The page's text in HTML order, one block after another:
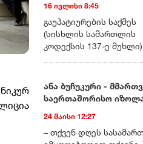
გამაუპატიურეს"
16 ივლისი 8:45
გაუპატიურების საქმეს (სისხლის სამართლის კოდექსის 137-ე მუხლი) იძიებს შინაგან საქმეთა სამინისტროს სამეგრელო-ზემო სვანეთის პოლიციის დეპარტამენტი.ორი, ერთმანეთისგან დამოუკიდებელი წყარო გვეუბნება, რომ პოლიციამ უკვე დაკითხა ის ადამიანები, რომლებმაც, შესაძლოა, ამ ისტორიის შესახებ რამე იცოდნენ.რადიო თავისუფლების ინფორმაციითვე, გამოძიება დაახლოებით ერთი თვის წინ, სოციალურ ქსელში გავრცელებული ვიდეომიმართვების საფუძველზეა დაწყებული.სწორედ ერთი თვის წინ დაუკავშირდა გამომძიებელი 43 წლის ნატა ვიბლიანს, ქალს, რომელიც ამბობს, რომ 90-იან წლებში, რამდენიმე წლის განმავლობაში, მას სისტემატურად აუპატიურებდა თანასოფლელი, სრულწლოვანი კაცი. ამ კაცის გარდა, ნატა ვიბლიანი გაუპატიურებაში ბრალს კიდევ სამ თანასოფლელს სდებს.ვიდეომიმართვებით დაწყებული საქმენატა ვიბლიანის ვიდეომიმართვები სოციალურ ქსელში დაახლოებით სამი თვის წინ გამოჩნდა. ემიგრანტი ქალი ჰყვებოდა, რომ 1990-იან წლებში, სვანეთში, სოფელ სგურიშში, სადაც ის ოჯახთან ერთად ცხოვრობდა, სისტემატური სექსუალური ძალადობის მსხვერპლი იყო. ქალი ღიად ასახელებს იმ კაცების ვინაობას, რომლებმაც მისი თქმით, მასზე ბავშვობისას იძალადეს.ამ ჩანაწერებს არაერთგვაროვანი გამოხმაურება მოჰყვა - სოციალური ქსელების მომხმარებლების ნაწილი გამოძიების დაწყებას, ქალის უფლებების დაცვას, სამართლიანობის აღდგენას მოითხოვს. ისინი ნატა ვიბლიანის მხარდამჭერ, სოლიდარობის გამომხატველ ვიდეომიმართვებსაც ავრცელებენ.ნაწილს კი მიაჩნია, რომ ქალი ყოფილი თანასოფლელების რეპუტაციის შელახვას ცდილობს და ვიდეოების კომენტარებში მას შეურაცხმყოფელი სიტყვებით მიმართავს.„მაუპატიურებდა ბოსელში, სახლში, მინდორში“ - ნატა ვიბლიანის ნაამბობინატა ვიბლიანს რადიო თავისუფლება პირველად რამდენიმე დღის წინ, საზღვარგარეთ დაუკავშირდა. ის წლებია, ემიგრაციაში ცხოვრობს. ჰყავს შვილი და სამი თვის შვილიშვილი.გვეუბნება, რომ ამ 35 წლის განმავლობაში, არ ყოფილა დღე, როდესაც მის თავს გადამხდარ ამბავზე არ უფიქრია: „როცა ძალა მოვიკრიბე, როცა რაღაც ცოდნაც დავაგროვე, გავბედე და ვთქვი, იმ ხალხის დასასჯელად კი არა, სამართლიანობის აღსადგენად“, - ამბობს ნატა ვიბლიანი.ქალს უჭირს დააზუსტოს კონკრეტული წლები, როცა მისი თქმით, თანასოფლელი კაცი - ნათლიის ძმა, მასზე სექსუალურად ძალადობდა:„4 კლასის განათლება მაქვს. ნათლად მახსოვს ფაქტები, მაგრამ წლების დასახელება მიჭირს. მამაჩემის გარდაცვალებიდან ერთი წლის შემდეგ დაიწყო ეს ჯოჯოხეთი. მამას წლისთავის მერე, რამდენიმე დღეში. მამა 7 წლის ასაკში ჩამაკვდა ხელებში და ოთხი და-ძმა დავრჩით, დედაჩემის ამარა“.ნატა ვიბლიანი ამბობს, რომ კაცმა ის პირველად საქონლის სადგომში გააუპატიურა:„ძროხას ვწველიდი, იქ შემოვიდა. თავზე გადამისვა ხელი, ნუ გეშინიაო... ტკივილისგან გავითიშე, რამდენი ხანი ვეგდე იმ ბოსელში, იმ მდგომარეობაში, არ მახსოვს. გონზე რომ მოვედი, ეს ადამიანი იქ აღარ იყო. დამტოვა და გაიქცა“...ნატა ვიბლიანი ჰყვება, რომ იმ დღის შემდეგ, მასზე ძალადობა სისტემატური გახდა, მათ შორის, იარაღის მუქარით:„დაუმორჩილებელი ბავშვი ვიყავი, სანამ იარაღს არ აიღებდა და პირში არ ჩამჩრიდა პისტოლეტის ლულას, მანამდე ვერ მიმორჩილებდა და ასეთ მდგომარეობაში მაუპატიურებდა. ჩემს უმცროს ძმებს უშვერდა იარაღს და ამბობდა, რომ ხმას თუ ამოვიღებდი, იმათ დახოცავდა“.ქალი არამხოლოდ გაუპატიურებაზე არამედ ძალადობისა და დაშინების სხვა ეპიზოდებსაც ჰყვება:„ცხენზე გამომაბა და სადაც ზაფხულობით, საბალახოდ გადაგვყავდა საქონელი, იქამდე მათრია ცხენზე მიბმული, რომ ვინმესთვის არ მეთქვა სიმართლე“.ნატა ვიბლიანის მონათხრობით, ის 14 წლის იქნებოდა, როდესაც დაორსულდა და ბავშვი ნაადრევად გააჩინა:„ვიცი, რომ ცოცხალი დაიბადა, დავინახე და ხმაც გავიგე, ჩემი ინფორმაციით, ექიმი, რომელმაც მამშობიარა, ცოცხალი აღარაა. მახსოვს დიალოგი, ექიმმა როგორ იკითხა ბავშვზე, რა ვუყოთო და ის [კაცი, რომელიც ნატა ვიბლიანის თქმით, მასზე სექსუალურად ძალადობდა] პასუხობდა, მოკალითო. ბავშვს რა ბედი ეწია, არ ვიცი“.43 წლის ქალი ამბობს, რომ სოფელ სგურიშში, როგორც მისმა ოჯახის წევრებმა და ნათესავებმა, ისე სხვა თანასოფლელებმა იცოდნენ, რომ მასზე სექსუალურად ძალადობდნენ, თუმცა ამბობს, რომ თანასოფლელები, მათ შორის, საკუთარი გვარიც წარმომადგენლებიც მას ადანაშაულებდნენ: "[ვიბლიანებთან] ნათლობის სუფრაზე მივედი, გამოვიდნენ, თუკი რამე სალანძღავი სიტყვა იყო, ყველაფერი მეძახეს. ეზოში ბავშვები იყვნენ და ბავშვებმა ქვების სროლით გამომაცილეს".ნატა ვიბლიანის თქმით, 1990-იანი წლების შუაში, ზუგდიდის სამხარეო პოლიციას მიმართა მისმა ბაბუამ, დედის მამამ, თუმცა, საქმის გამოძიება მალევე შეწყდა:„ექსპერტიზაც ჩამიტარეს მაშინ. მაგრამ ამ ადამიანს ნაცნობები ჰყავდა პოლიციაში და ძალიან ბევრი რამ მიიჩქმალა. დაახლოებით ერთ კვირაში, ისევ ჩემმა ოჯახმა, საჩივარი უკან გამოიტანა და ასე დასრულდა ეს საქმე“."რადიო თავისუფლებამ" შინაგან საქმეთა სამინისტროსგან გამოითხოვა 1990-იან წლებში დაწყებული გამოძიების შესახებ ინფორმაცია. უწყებისგან პასუხი ჯერ არ მიგვიღია.გარდა იმ კაცისა, რომელიც ნატა ვიბლიანის თქმით, მასზე სისტემატურად ძალადობდა, ქალი ამბობს, რომ ის იმავე პერიოდში გააუპატიურა კიდევ სამმა კაცმა:„სამივენი ამ კაცის ნათესავები არიან. მათ სწორედ მისი ჩარევით გამაუპატიურეს, მისი სიბინძურის დასაფარად, რომ ხმა ვერ ამომეღო ვერასდროს, როგორც ქალს, რომ ვერასდროს მეთქვა, რომ მე ამდენმა კაცმა გამაუპატიურა“.ნატა ვიბლიანი ამბობს, რომ ის და მისი ოჯახი, მოგვარეების ნაწილის ზეწოლის გამო იძულებული გახდა სოფლიდან 1990-იანი წლების ბოლოს გადასახლებულიყო:„ნოდარიშარები შეგროვდნენ და გადაწყვიტეს, რომ ჩვენი იქ ცხოვრება აღარ შეიძლებოდა, მოგვცეს 22 ათასი ლარი [სოფელში არსებული სახლის სანაცვლო თანხა] და დედასთან და და-ძმებთან ერთად წავედით ზუგდიდში. სოფელში ძალიან კარგი სახლი დავტოვეთ და ზუგდიდში აღმოვჩნდით გაუსაძლის პირობებში. მაშინ ჯერ კიდევ არასრულწლოვანი ვიყავი, მქონდა თვითმკვლელობის მცდელობაც, მაგრამ გადავრჩი.როგორც კი გამოვკეთდი და ძალა მოვიკრიბე, წავედი სახლიდან ქუთაისში და იმის შემდეგ ჩემი ოჯახის წევრებს აღარ გავკარებივარ, აღარც დედმამიშვილებს, არც დედას და არავის. როცა მჭირდებოდა, მაშინ არავინ დამიდგა გვერდში, არც დედაჩემი.ჩემი შვილი ისე გახდა 7 წლის, რომ ნათესავებთან კავშირი არ მქონია. მართალია, შემდეგ აღვადგინე ურთიერთობა, მაგრამ ისე მექცეოდნენ, თითქოს მე ვიყავი დამნაშავე და ამიტომ აღარ მინდა არავისთან ურთიერთობა“.„პირველ რიგში, მოვითხოვთ გამოკითხვას“ - საქმეში ადვოკატი ჩაერთონატა ვიბლიანის ინტერესებს იურისტი მარიამ ბარსონიძე დაიცავს. 15 ივლისს მან უკვე მიმართა შინაგან საქმეთა სამინისტროს, საქმეს კი დაერთო მისი, როგორც ადვოკატის, ორდერი.მარიამ ბარსონიძე რადიო თავისუფლებასთან საუბრისას ამბობს, რომ პირველ რიგში, ის საგამოძიებო უწყებისგან მოითხოვს ნატა ვიბლიანის გამოკითხვას. ის უკვე ესაუბრა საქმის გამომძიებელს„დეტალურად უნდა მოხდეს იმ საზარელი ფაქტების აღწერა, რის შესახებაც ნატა ვიბლიანი ჰყვება. ამის შემდეგ მას აუცილებლად უნდა მიანიჭონ დაზარალებულის სტატუსი და მას, როგორც დაზარალებულს და მე, როგორც დაზარალებულის ადვოკატს, გვექნება სრული უფლება, რომ საქმის მასალებს გავეცნოთ სრულყოფილად“.ადვოკატი უკვე ესაუბრა გამომძიებელს:„ჯერჯერობით, არ მაქვს ინფორმაცია, როდის იგეგმება მისი გამოკითხვა, თუმცა, ეს ცოცხალი პროცესია და ხაზზე ვარ გამომძიებელთან“, - ამბობს მარიამ ბერსონიძე.რა შანსია, რომ 35 წლის შემდეგ გამოძიება სავარაუდო დანაშაულის კვალზე გავიდეს?შესაძლებელია თუ არა, რომ სამი ათწლეულის შემდეგ, პასუხი მოეთხოვოს ადამიანს დანაშაულისთვის, რომლის მსხვერპლიც, სავარაუდოდ, 14 წელს მიუღწეველი ბავშვი იყო?დღეს საქართველოს სისხლის სამართლის კანონმდებლობა არასრულწლოვანის მიმართ ჩადენილი რიგი სექსუალური დანაშაულებისთვის ხანდაზმულობის ვადას აღარ ითვალისწინებს.1990-იან წლებში, სავარაუდოდ ჩადენილი დანაშაულის შემთხვევაში, მნიშვნელოვანია, დადგინდეს დანაშაულის [დანაშაულის ბოლო ეპიზოდის] ჩადენის ზუსტი დრო, მისი სამართლებრივი კვალიფიკაცია, იმ პერიოდში მოქმედი კანონი და ისიც, თუ რა გავლენა შეიძლება ჰქონდეს მოგვიანებით მიღებულ საკანონმდებლო ცვლილებებს.„2020 წლიდან შეიცვალა კანონი და არასრულწლოვანის მიმართ ჩადენილ სქესობრივ დანაშაულებს ხანდაზმულობის ვადა აღარ ეხებათ. თუკი 2020 წლისთვის არ იყო გასული კონკრეტული ხანდაზმულობის ვადა, თავდაპირველად 25 წელი და შემდგომ, 2018-ში შეცვლილი კანონით - 30 წელი, ეს ნიშნავს რომ ნატა ვიბლიანის საქმეს ხანდაზმულობის ვადა აღარ ეხება“, - ეუბნება რადიო თავისუფლებას მარი ვარამაშვილი, ორგანიზაცია „საფარის“ იურისტი. ის სწორედ იმ გოგოებისა და ქალების ინტერესებს იცავს, რომლებიც წლების წინ გახდნენ სქესობრივი დანაშაულის მსხვერპლები და მხოლოდ ახლაღა გადაწყვიტეს ამაზე ხმამაღლა საუბარი:„ეს არ არის ახალი ამბავი, როდესაც ქალები წარსულში, წლების წინ მომხდარი დანაშაულების შესახებ იწყებენ საუბარს. ასეთ დროს ძალიან მნიშვნელოვანია, პროცესში თავად დაზარალებულის ჩართულობა.ამ ეტაპზე, რასაც ვხედავთ, გამოძიება ძალიან შაბლონურადაა დაწყებული. პირველ რიგში, გამოძიება რითაც უნდა დაინტერესდეს, ეს არის დაზარალებულის დროული გამოკითხვა... [უნდა] გამოიკითხოს ყველა ის ადამიანი, ვინც შესაძლოა რაიმე მნიშვნელოვან ინფორმაციას ფლობდეს.ცხადია, საქმეზე, შესაძლოა, დადგეს შედეგი და ასეთ საქმეებზე დამდგარა კიდეც, მთავარია, ეფექტიანი და ყოველმხრივი გამოძიება. მნიშვნელოვანია, რომ ჩატარდეს ქალის ფსიქოლოგიური ექსპერტიზა, რათა ეს მტკიცებულებაც არსებობდეს. ძალიან მნიშვნელოვანია გამოძიებამ გამოითხოვოს არქივიდან ძველი საქმის მასალები. თუკი ეს მასალები არსებობს, ეს უკვე ძალიან მყარი მტკიცებულება იქნება წარსულში ჩადენილი დანაშაულისა. შესაძლოა, მხოლოდ დაზარალებულის ჩვენებითა და ამ მტკიცებულებითაც კი მოხდეს ბრალის წარდგენა“, - ამბობს მარი ვარამაშვილი რადიო თავისუფლებასთან საუბრისას.ნატა ვიბლიანის ინტერესების დამცველს მარიამ ბარსონიძეს მიაჩნია, რომ 43 წლის ქალის საქმე არა მხოლოდ გამოძიების კუთხითაა მნიშვნელოვანი, ის მნიშვნელოვანია იმ ქალებისთვისაც, რომლებიც წლებია დუმან მათ მიმართ ჩადენილი დანაშაულების შესახებ:„ვთვლი, რომ ეს საქმე ბევრი ქალის გზას გახსნის. შესაბამისად, მხოლოდ გამოძიებისა და მისი ხანდაზმულობის კუთხით არ უნდა შევხედოთ ამ საქმეს. საქმეს უნდა შევხედოთ საზოგადოებრივი ინტერესის კუთხითაც.ნატა ვიბლიანის საქმეში არაერთი და ძალიან მძიმე ეპიზოდებია. პირდაპირ გეტყვით, ეს არის ძალიან რთული საქმე და დიდი ალბათობით, შსს მიიღებს გადაწყვეტილებას, რომ აქტიურად აწარმოოს სწორედ ის საგამოძიებო მოქმედებები, რაც შედეგამდე მიიყვანს გამოძიებას. ჩემი პირდაპირი მიზანია, რომ აუცილებლად გამოიკვეთოს დამნაშავეთა წრე და კანონის სრული სიმკაცრით დაისაჯოს თითოეული მათგანი“, - უთხრა რადიო თავისუფლებას მარიამ ბარსონიძემ.ნატა ვიბლიანი რადიო თავისუფლებას ეუბნება, რომ მიუხედავად იმისა, რომ საქართველოდან შორსაა, თავს უსაფრთხოდ მაინც არ გრძნობს და ამ ამბის გახმაურების გამო, ანგარიშსწორების ეშინია:"მე სვანეთის ხუთი გვარი ვამხილე. ხუთი გვარი მემტერება და მომდევს და რომელი გამისწორდება, არ ვიცი. ახლა, მართალია საქართველოში არ ვარ, მაგრამ არც აქ ვგრძნობ თავს უსაფრთხოდ. გან
ანა ბუჩუკური -
საერთაშორისო
24 მაისი 12:27
– თქვენ დღეს